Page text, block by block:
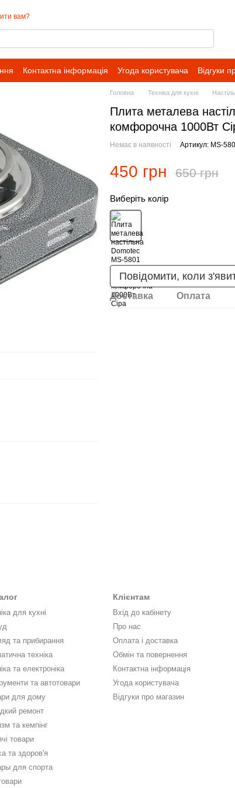
вам?
Контактна інформація Угода користувача Відгуки
Головна Техніка для кухні
Плита металева
комфорочна 1000Вт
Немає в наявності Артикул: MS-
450 грн 650 грн
Виберіть колір
Повідомити, коли
Доставка Оплата
для кухні
та прибирання
техніка
та електроніка
та автотовари
для дому
ремонт
та кемпінг
товари
та здоров'я
для спорта
Клієнтам
Вхід до кабінету
Про нас
Оплата і доставка
Обмін та повернення
Контактна інформація
Угода користувача
Відгуки про магазин